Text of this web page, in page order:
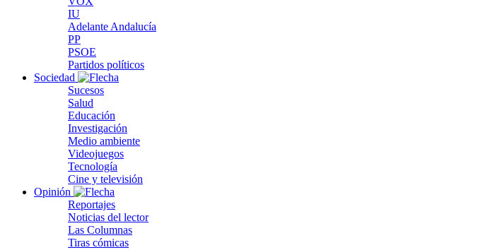
IU
Adelante Andalucía
PP
PSOE
Partidos políticos
Sociedad
Sucesos
Salud
Educación
Investigación
Medio ambiente
Videojuegos
Tecnología
Cine y televisión
Opinión
Reportajes
Noticias del lector
Las Columnas
Tiras cómicas